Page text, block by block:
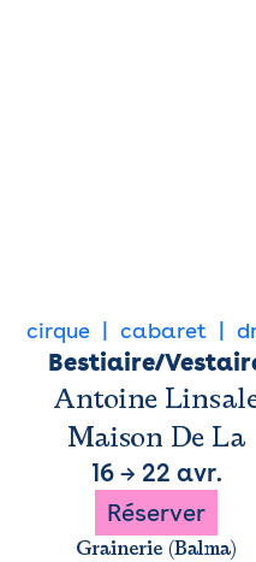
cirque cabaret
Bestiaire/
Antoine
Maison De La
16→ 22 avr.
Réserver
Grainerie (Balma)